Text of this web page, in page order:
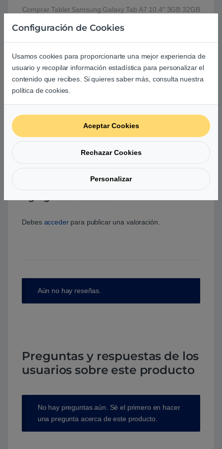
Comprar Tablet Samsung Galaxy Tab A7 10.4″ 3GB 32GB
Basado en 0 reseñas
0
Debes accederpara publicar una valoración.
Aún no hay reseñas.
Preguntas y respuestas de los
usuarios sobre este producto
No hay preguntas aún. Sé el primero en hacer
una pregunta acerca de este producto.
Configuración de Cookies
Usamos cookies para proporcionarte una mejor experiencia de
usuario y recopilar información estadística para personalizar el
contenido que recibes. Si quieres saber más, consulta nuestra
política de cookies.
Aceptar Cookies
Rechazar Cookies
Personalizar